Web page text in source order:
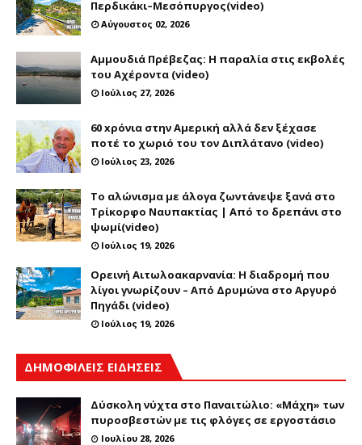
Περδικάκι–Μεσόπυργος(video)
Αύγουστος 02, 2026
Αμμουδιά Πρέβεζας: Η παραλία στις εκβολές
του Αχέροντα (video)
Ιούλιος 27, 2026
60 xρόνια στην Αμερική αλλά δεν ξέχασε
ποτέ το χωριό του τον Διπλάτανο (video)
Ιούλιος 23, 2026
Το αλώνισμα με άλογα ζωντάνεψε ξανά στο
Τρίκορφο Ναυπακτίας | Από το δρεπάνι στο
ψωμί(video)
Ιούλιος 19, 2026
Ορεινή Αιτωλοακαρνανία: Η διαδρομή που
λίγοι γνωρίζουν – Από Δρυμώνα στο Αργυρό
Πηγάδι (video)
Ιούλιος 19, 2026
ΔΗΜΟΦΙΛΕΙΣ ΕΙΔΗΣΕΙΣ
Δύσκολη νύχτα στο Παναιτώλιο: «Μάχη» των
πυροσβεστών με τις φλόγες σε εργοστάσιο
Ιουλίου 28, 2026